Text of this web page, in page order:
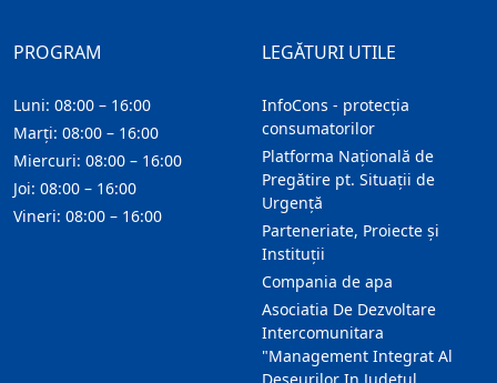
LEGĂTURI UTILE
InfoCons - protecția
consumatorilor
Platforma Națională de
Pregătire pt. Situații de
Urgență
Parteneriate, Proiecte și
Instituții
Compania de apa
Asociatia De Dezvoltare
Intercomunitara
"Management Integrat Al
PROGRAM
Luni: 08:00 – 16:00
Marți: 08:00 – 16:00
Miercuri: 08:00 – 16:00
Joi: 08:00 – 16:00
Vineri: 08:00 – 16:00